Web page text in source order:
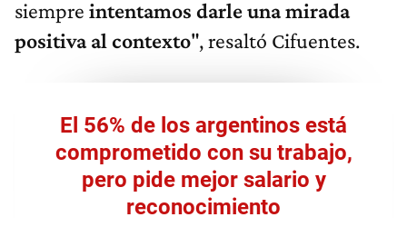
siempre intentamos darle una mirada
positiva al contexto", resaltó Cifuentes.
El 56% de los argentinos está
comprometido con su trabajo,
pero pide mejor salario y
reconocimiento